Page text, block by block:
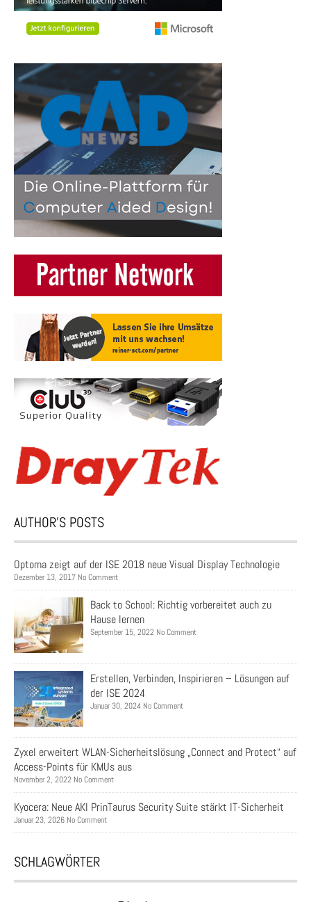
AUTHOR’S POSTS
Optoma zeigt auf der ISE 2018 neue Visual Display Technologie
Dezember 13, 2017 No Comment
Back to School: Richtig vorbereitet auch zu
Hause lernen
September 15, 2022 No Comment
Erstellen, Verbinden, Inspirieren – Lösungen auf
der ISE 2024
Januar 30, 2024 No Comment
Zyxel erweitert WLAN-Sicherheitslösung „Connect and Protect“ auf
Access-Points für KMUs aus
November 2, 2022 No Comment
Kyocera: Neue AKI PrinTaurus Security Suite stärkt IT-Sicherheit
Januar 23, 2026 No Comment
SCHLAGWÖRTER